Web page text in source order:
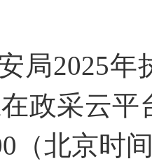
局2025
政采云平
（北京时